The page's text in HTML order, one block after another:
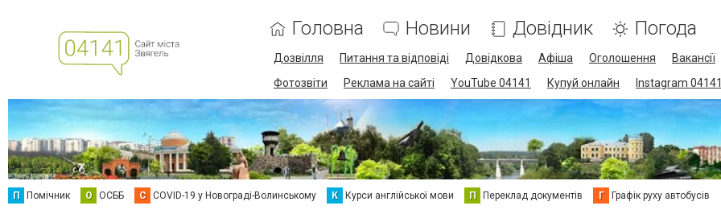
Головна Новини Довідник Погода
Дозвілля Питання та відповіді Довідкова Афіша Оголошення Вакансії
Фотозвіти
Реклама на сайті YouTube 04141 Купуй онлайн Instagram 04141
П Помічник О ОСББ C COVID-19 у Новограді-Волинському К Курси англійської мови П Переклад документів Г Графік руху автобусів